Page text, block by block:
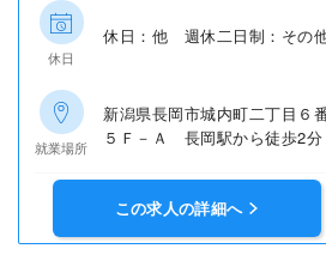
休日
休日：他 週休二日制：その
就業場所
新潟県長岡市城内町二丁目
５Ｆ－Ａ 長岡駅から徒歩2分
この求人の詳細へ